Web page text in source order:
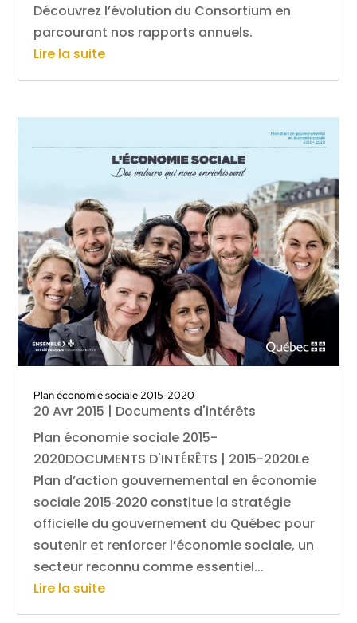
Découvrez l’évolution du Consortium en
parcourant nos rapports annuels.
Lire la suite
Plan économie sociale 2015-2020
20 Avr 2015 | Documents d'intérêts
Plan économie sociale 2015-
2020DOCUMENTS D'INTÉRÊTS | 2015-2020Le
Plan d’action gouvernemental en économie
sociale 2015‑2020 constitue la stratégie
officielle du gouvernement du Québec pour
soutenir et renforcer l’économie sociale, un
secteur reconnu comme essentiel...
Lire la suite